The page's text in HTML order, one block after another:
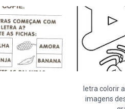
letra colorir
imagens